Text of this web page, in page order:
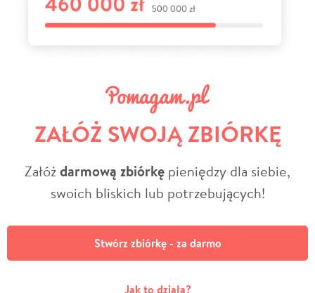
ZAŁÓŻ SWOJĄ ZBIÓRKĘ
Załóżdarmową zbiórkę pieniędzy dla siebie,
swoich bliskich lub potrzebujących!
Stwórz zbiórkę - za darmo
Jak to działa?